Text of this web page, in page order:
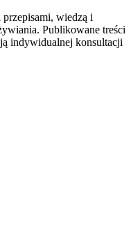
wiedzą i
Publikowane treści
indywidualnej konsultacji